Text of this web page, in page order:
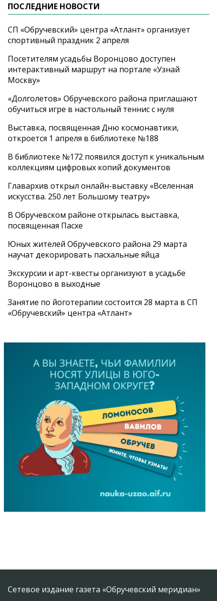
ПОСЛЕДНИЕ НОВОСТИ
СП «Обручевский» центра «Атлант» организует
спортивный праздник 2 апреля
Посетителям усадьбы Воронцово доступен
интерактивный маршрут на портале «Узнай
Москву»
«Долголетов» Обручевского района приглашают
обучиться игре в настольный теннис с нуля
Выставка, посвященная Дню космонавтики,
откроется 1 апреля в библиотеке №188
В библиотеке №172 появился доступ к уникальным
коллекциям цифровых копий документов
Главархив открыл онлайн-выставку «Вселенная
искусства. 250 лет Большому театру»
В Обручевском районе открылась выставка,
посвященная Пасхе
Юных жителей Обручевского района 29 марта
научат декорировать пасхальные яйца
Экскурсии и арт-квесты организуют в усадьбе
Воронцово в выходные
Занятие по йоготерапии состоится 28 марта в СП
«Обручевский» центра «Атлант»
Сетевое издание газета «Обручевский меридиан»